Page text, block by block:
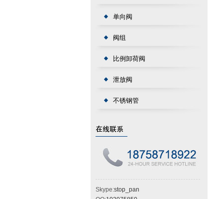
单向阀
阀组
比例卸荷阀
泄放阀
不锈钢管
Skype:stop_pan